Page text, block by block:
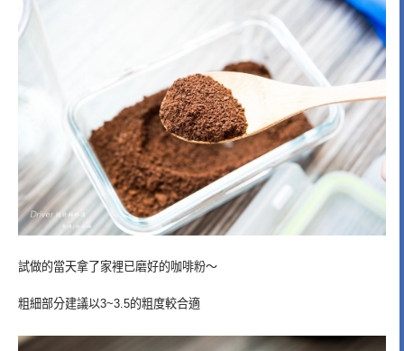
試做的當天拿了家裡已磨好的咖啡粉～
粗細部分建議以3~3.5的粗度較合適